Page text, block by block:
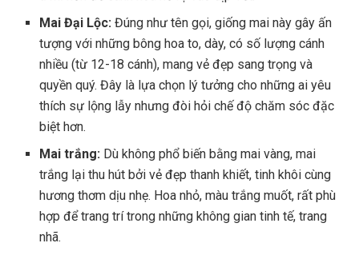
Mai Đại Lộc: Đúng như tên gọi, giống mai này gây ấn
tượng với những bông hoa to, dày, có số lượng cánh
nhiều (từ 12-18 cánh), mang vẻ đẹp sang trọng và
quyền quý. Đây là lựa chọn lý tưởng cho những ai yêu
thích sự lộng lẫy nhưng đòi hỏi chế độ chăm sóc đặc
biệt hơn.
Mai trắng: Dù không phổ biến bằng mai vàng, mai
trắng lại thu hút bởi vẻ đẹp thanh khiết, tinh khôi cùng
hương thơm dịu nhẹ. Hoa nhỏ, màu trắng muốt, rất phù
hợp để trang trí trong những không gian tinh tế, trang
nhã.